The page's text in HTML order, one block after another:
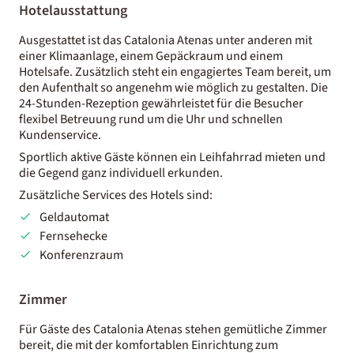
Hotelausstattung
Ausgestattet ist das Catalonia Atenas unter anderen mit
einer Klimaanlage, einem Gepäckraum und einem
Hotelsafe. Zusätzlich steht ein engagiertes Team bereit, um
den Aufenthalt so angenehm wie möglich zu gestalten. Die
24-Stunden-Rezeption gewährleistet für die Besucher
flexibel Betreuung rund um die Uhr und schnellen
Kundenservice.
Sportlich aktive Gäste können ein Leihfahrrad mieten und
die Gegend ganz individuell erkunden.
Zusätzliche Services des Hotels sind:
Geldautomat
Fernsehecke
Konferenzraum
Zimmer
Für Gäste des Catalonia Atenas stehen gemütliche Zimmer
bereit, die mit der komfortablen Einrichtung zum